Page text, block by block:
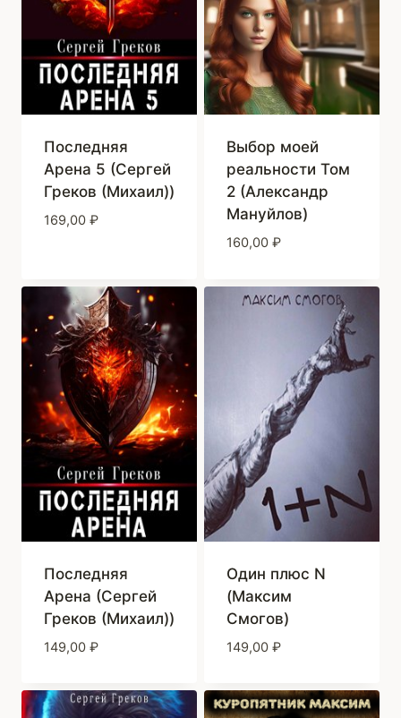
Последняя
Арена 5 (Сергей
Греков (Михаил))
169,00 ₽
Выбор моей
реальности Том
2 (Александр
Мануйлов)
160,00 ₽
Последняя
Арена (Сергей
Греков (Михаил))
149,00 ₽
Один плюс N
(Максим
Смогов)
149,00 ₽